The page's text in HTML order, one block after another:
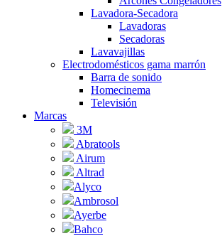
Lavadora-Secadora
Lavadoras
Secadoras
Lavavajillas
Electrodomésticos gama marrón
Barra de sonido
Homecinema
Televisión
Marcas
3M
Abratools
Airum
Altrad
Alyco
Ambrosol
Ayerbe
Bahco